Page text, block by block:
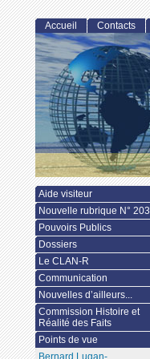
Accueil Contacts
Aide visiteur
Nouvelle rubrique N° 203
Pouvoirs Publics
Dossiers
Le CLAN-R
Communication
Nouvelles d’ailleurs...
Commission Histoire et
Réalité des Faits
Points de vue